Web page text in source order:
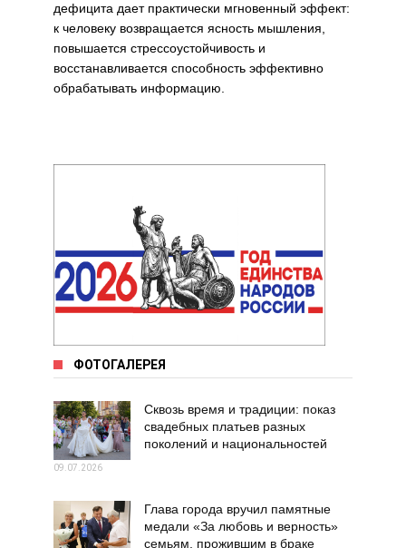
дефицита дает практически мгновенный эффект:
к человеку возвращается ясность мышления,
повышается стрессоустойчивость и
восстанавливается способность эффективно
обрабатывать информацию.
ФОТОГАЛЕРЕЯ
Сквозь время и традиции: показ
свадебных платьев разных
поколений и национальностей
09.07.2026
Глава города вручил памятные
медали «За любовь и верность»
семьям, прожившим в браке